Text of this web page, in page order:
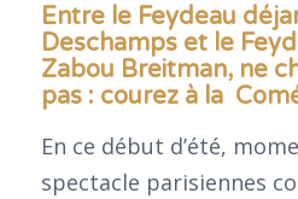
Entre le Feydeau
Deschamps et le
Zabou Breitman, ne
pas : courez à la
En ce début d’été,
spectacle parisiennes